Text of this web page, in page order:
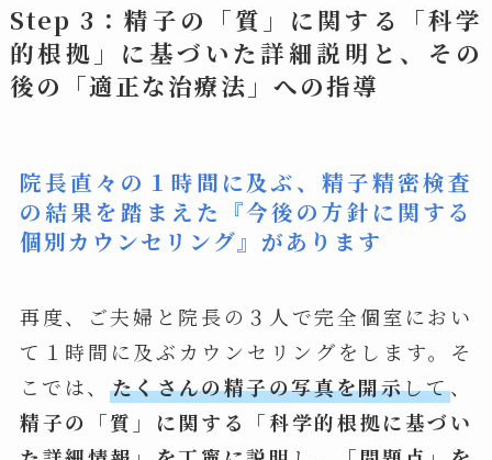
Step 3：精子の「質」に関する
「科学
的根拠」に基づいた詳細説明 と、その
後の 「適正な治療法」への指導
院長直々の１時間に及ぶ、精子精密検査
の結果を踏まえ た『今後の方針に関する
個別カウンセリング』 があります
再度、ご夫婦と院長の３人で完全個室におい
て１時間に及ぶカウンセリングをします。そ
こでは、 たくさんの精子の写真を開示して、
精子の「質」に関する「科学的根拠に基づい